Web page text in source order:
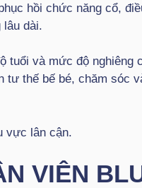
hồi chức năng cổ,
lâu dài.
và mức độ nghiêng
thế bế bé, chăm sóc
vực lân cận.
VIÊN